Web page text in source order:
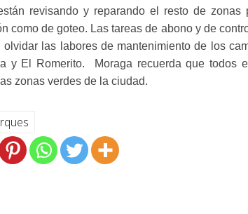
revisando y reparando el resto de zonas
como de goteo. Las tareas de abono y de
las labores de mantenimiento de los
y El Romerito. Moraga recuerda que todos
zonas verdes de la ciudad.